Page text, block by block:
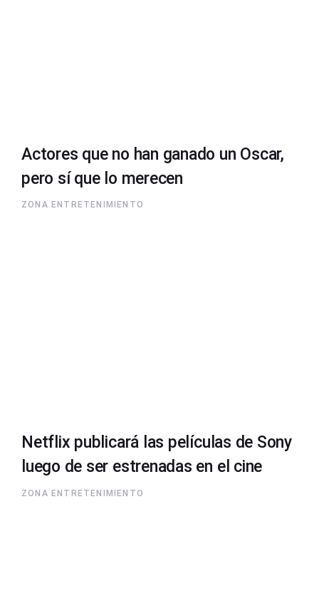
Actores que no han ganado un Oscar,
pero sí que lo merecen
ZONA ENTRETENIMIENTO
Netflix publicará las películas de Sony
luego de ser estrenadas en el cine
ZONA ENTRETENIMIENTO